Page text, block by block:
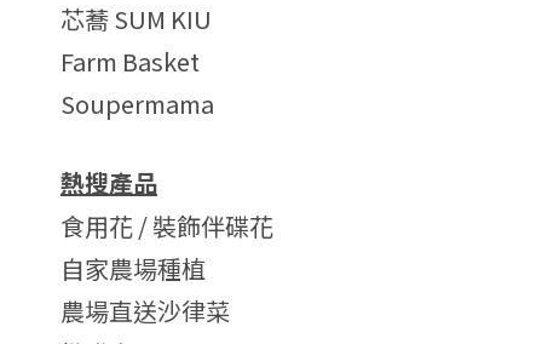
芯蕎 SUM KIU
Farm Basket
Soupermama
熱搜產品
食用花 / 裝飾伴碟花
自家農場種植
農場直送沙律菜